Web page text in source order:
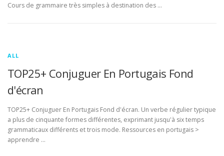
Cours de grammaire très simples à destination des …
ALL
TOP25+ Conjuguer En Portugais Fond
d'écran
TOP25+ Conjuguer En Portugais Fond d'écran. Un verbe régulier typique
a plus de cinquante formes différentes, exprimant jusqu'à six temps
grammaticaux différents et trois mode. Ressources en portugais >
apprendre …